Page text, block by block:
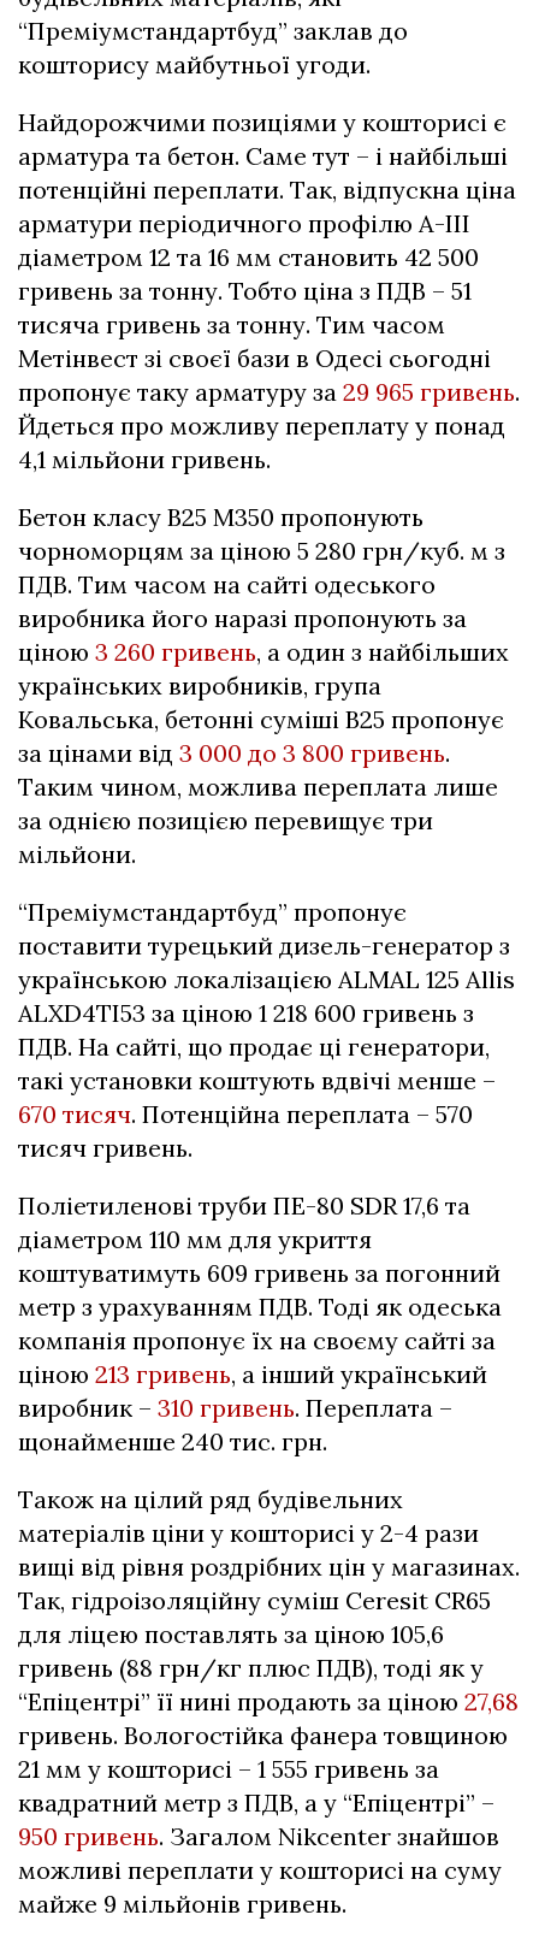
“Преміумстандартбуд” заклав до
кошторису майбутньої угоди.
Найдорожчими позиціями у кошторисі є
арматура та бетон. Саме тут – і найбільші
потенційні переплати. Так, відпускна ціна
арматури періодичного профілю А-ІІІ
діаметром 12 та 16 мм становить 42 500
гривень за тонну. Тобто ціна з ПДВ – 51
тисяча гривень за тонну. Тим часом
Метінвест зі своєї бази в Одесі сьогодні
пропонує таку арматуру за 29 965 гривень.
Йдеться про можливу переплату у понад
4,1 мільйони гривень.
Бетон класу В25 М350 пропонують
чорноморцям за ціною 5 280 грн/куб. м з
ПДВ. Тим часом на сайті одеського
виробника його наразі пропонують за
ціною 3 260 гривень, а один з найбільших
українських виробників, група
Ковальська, бетонні суміші В25 пропонує
за цінами від 3 000 до 3 800 гривень.
Таким чином, можлива переплата лише
за однією позицією перевищує три
мільйони.
“Преміумстандартбуд” пропонує
поставити турецький дизель-генератор з
українською локалізацією ALMAL 125 Allis
ALXD4TI53 за ціною 1 218 600 гривень з
ПДВ. На сайті, що продає ці генератори,
такі установки коштують вдвічі менше –
670 тисяч. Потенційна переплата – 570
тисяч гривень.
Поліетиленові труби ПЕ-80 SDR 17,6 та
діаметром 110 мм для укриття
коштуватимуть 609 гривень за погонний
метр з урахуванням ПДВ. Тоді як одеська
компанія пропонує їх на своєму сайті за
ціною 213 гривень, а інший український
виробник – 310 гривень. Переплата –
щонайменше 240 тис. грн.
Також на цілий ряд будівельних
матеріалів ціни у кошторисі у 2-4 рази
вищі від рівня роздрібних цін у магазинах.
Так, гідроізоляційну суміш Сеrеsіt СR65
для ліцею поставлять за ціною 105,6
гривень (88 грн/кг плюс ПДВ), тоді як у
“Епіцентрі” її нині продають за ціною 27,68
гривень. Вологостійка фанера товщиною
21 мм у кошторисі – 1 555 гривень за
квадратний метр з ПДВ, а у “Епіцентрі” –
950 гривень. Загалом Nikcenter знайшов
можливі переплати у кошторисі на суму
майже 9 мільйонів гривень.